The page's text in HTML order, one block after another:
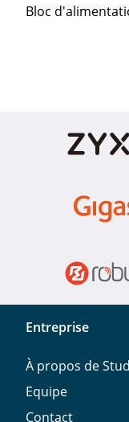
Bloc
Entreprise
À propos de
Equipe
Contact